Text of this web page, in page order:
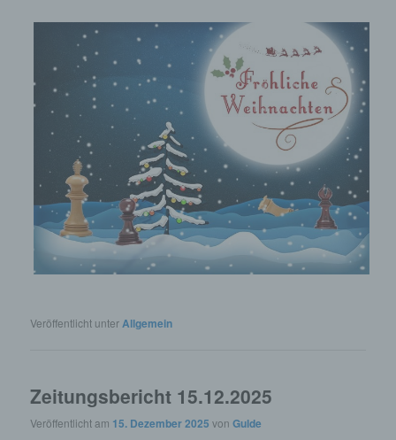
Veröffentlicht unterAllgemein
Zeitungsbericht 15.12.2025
Veröffentlicht am 15. Dezember 2025 vonGulde